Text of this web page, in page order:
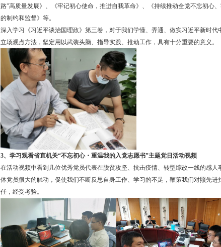
路”高质量发展》、《牢记初心使命，推进自我革命》、《持续推动全党不忘初心
的制约和监督》等。
深入学习《习近平谈治国理政》第三卷，对于我们学懂、弄通、做实习近平新时
立场观点方法，坚定用以武装头脑、指导实践、推动工作，具有十分重要的意义。
3、学习观看省直机关“不忘初心・ 重温我的入党志愿书”主题党日活动视频
在活动视频中看到几位优秀党员代表在脱贫攻坚、抗击疫情、转型综改一线的感
体党员很大的触动，促使我们不断反思自身工作、学习的不足，鞭策我们对照先
任，经受考验。